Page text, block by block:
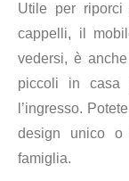
Utile per
cappelli, il
vedersi, è
piccoli in casa
l’ingresso.
design unico
famiglia.